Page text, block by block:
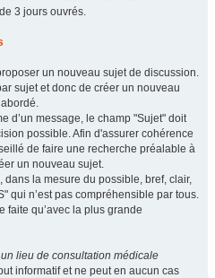
3 jours ouvrés.
un nouveau sujet de discussion.
sujet et donc de créer un nouveau
d’un message, le champ "Sujet" doit
possible. Afin d'assurer cohérence
de faire une recherche préalable à
un nouveau sujet.
dans la mesure du possible, bref, clair,
qui n’est pas compréhensible par tous.
faite qu’avec la plus grande
lieu de consultation médicale
informatif et ne peut en aucun cas